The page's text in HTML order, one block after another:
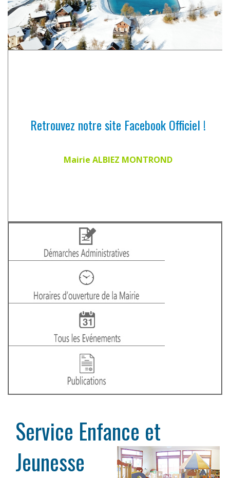
Retrouvez notre site Facebook Officiel !
Mairie ALBIEZ MONTROND
Service Enfance et
Jeunesse